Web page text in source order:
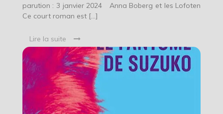
parution : 3 janvier 2024 Anna Boberg et les Lofoten
Ce court roman est […]
Lire la suite